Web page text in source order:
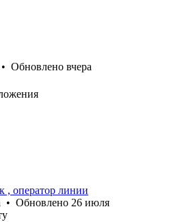
• Обновлено вчера
, оператор линии
• Обновлено 26 июля